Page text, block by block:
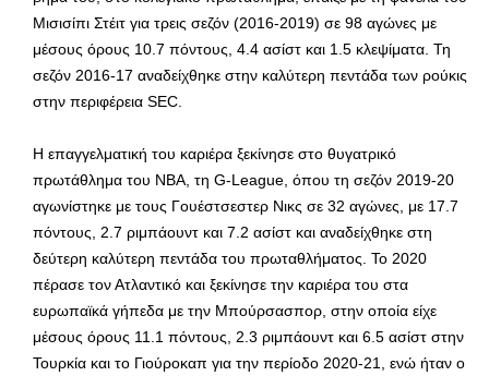
Μισισίπι Στέιτ για τρεις σεζόν (2016-2019) σε 98 αγώνες με
μέσους όρους 10.7 πόντους, 4.4 ασίστ και 1.5 κλεψίματα. Τη
σεζόν 2016-17 αναδείχθηκε στην καλύτερη πεντάδα των ρούκις
στην περιφέρεια SEC.
Η επαγγελματική του καριέρα ξεκίνησε στο θυγατρικό
πρωτάθλημα του ΝΒΑ, τη G-League, όπου τη σεζόν 2019-20
αγωνίστηκε με τους Γουέστσεστερ Νικς σε 32 αγώνες, με 17.7
πόντους, 2.7 ριμπάουντ και 7.2 ασίστ και αναδείχθηκε στη
δεύτερη καλύτερη πεντάδα του πρωταθλήματος. Το 2020
πέρασε τον Ατλαντικό και ξεκίνησε την καριέρα του στα
ευρωπαϊκά γήπεδα με την Μπούρσασπορ, στην οποία είχε
μέσους όρους 11.1 πόντους, 2.3 ριμπάουντ και 6.5 ασίστ στην
Τουρκία και το Γιούροκαπ για την περίοδο 2020-21, ενώ ήταν ο